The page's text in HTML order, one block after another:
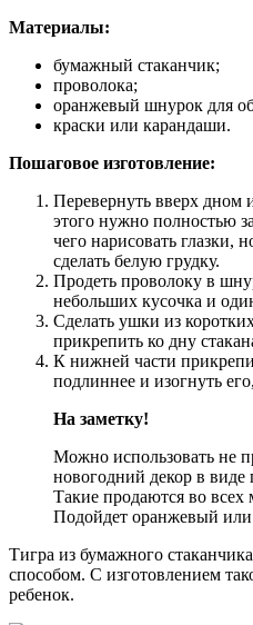
Материалы:
бумажный стаканчик;
проволока;
оранжевый шнурок для
краски или карандаши.
Пошаговое изготовление:
Перевернуть вверх дном
этого нужно полностью
чего нарисовать глазки,
сделать белую грудку.
Продеть проволоку в
небольших кусочка и
Сделать ушки из
прикрепить ко дну
К нижней части
подлиннее и изогнуть
На заметку!
Можно использовать не
новогодний декор в
Такие продаются во всех
Подойдет оранжевый или
Тигра из бумажного
способом. С изготовлением
ребенок.